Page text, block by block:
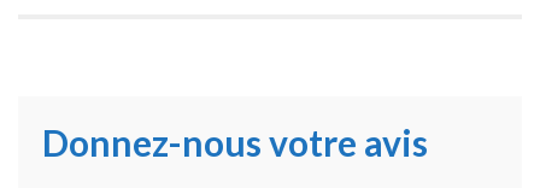
Donnez-nous votre avis